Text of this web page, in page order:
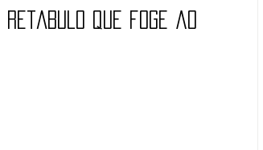
retábulo que foge ao